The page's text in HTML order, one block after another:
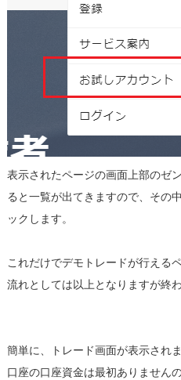
表示されたページの画面上部のゼ
ると一覧が出てきますので、その
ックします。
これだけでデモトレードが行える
流れとしては以上となりますが終
簡単に、トレード画面が表示され
口座の口座資金は最初ありません